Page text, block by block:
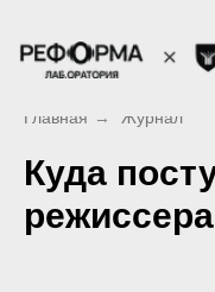
Главная → Журнал
Куда